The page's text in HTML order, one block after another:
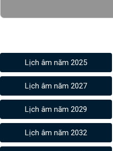
Lịch âm năm 2025
Lịch âm năm 2027
Lịch âm năm 2029
Lịch âm năm 2032